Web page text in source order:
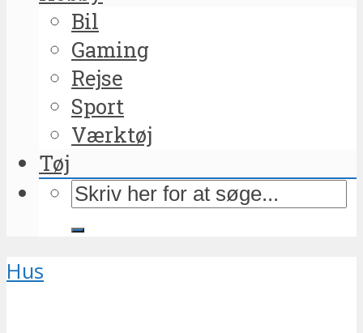
Bil
Gaming
Rejse
Sport
Værktøj
Tøj
Hus